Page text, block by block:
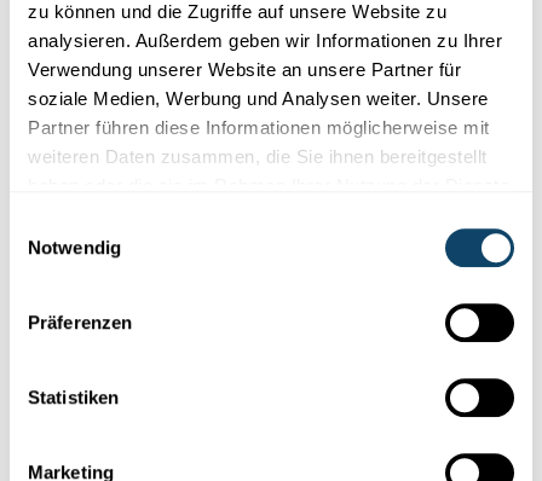
zu können und die Zugriffe auf unsere Website zu
analysieren. Außerdem geben wir Informationen zu Ihrer
Verwendung unserer Website an unsere Partner für
soziale Medien, Werbung und Analysen weiter. Unsere
Partner führen diese Informationen möglicherweise mit
weiteren Daten zusammen, die Sie ihnen bereitgestellt
Notwendig
Präferenzen
Statistiken
Marketing
Mr Science
FLECKECHIMIE
Firwat gi munch Flecken just schwéier aus de
Kleeder eraus?
Munch Flecke verschwannen einfach an derWäschmaschinn.
FNR